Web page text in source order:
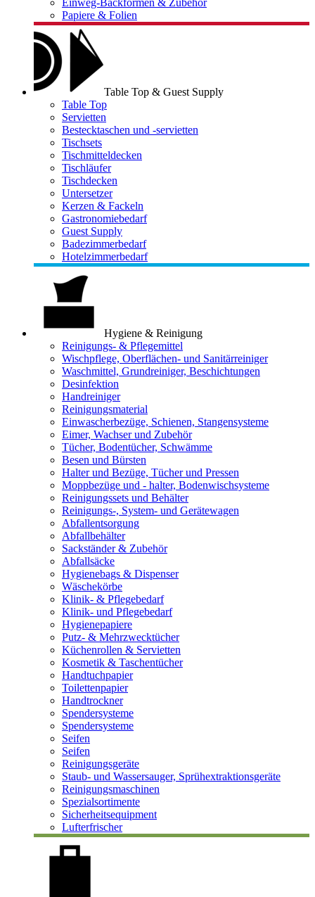
Einweg-Backformen & Zubehör
Papiere & Folien
Table Top & Guest Supply
Table Top
Servietten
Bestecktaschen und -servietten
Tischsets
Tischmitteldecken
Tischläufer
Tischdecken
Untersetzer
Kerzen & Fackeln
Gastronomiebedarf
Guest Supply
Badezimmerbedarf
Hotelzimmerbedarf
Hygiene & Reinigung
Reinigungs- & Pflegemittel
Wischpflege, Oberflächen- und Sanitärreiniger
Waschmittel, Grundreiniger, Beschichtungen
Desinfektion
Handreiniger
Reinigungsmaterial
Einwascherbezüge, Schienen, Stangensysteme
Eimer, Wachser und Zubehör
Tücher, Bodentücher, Schwämme
Besen und Bürsten
Halter und Bezüge, Tücher und Pressen
Moppbezüge und - halter, Bodenwischsysteme
Reinigungssets und Behälter
Reinigungs-, System- und Gerätewagen
Abfallentsorgung
Abfallbehälter
Sackständer & Zubehör
Abfallsäcke
Hygienebags & Dispenser
Wäschekörbe
Klinik- & Pflegebedarf
Klinik- und Pflegebedarf
Hygienepapiere
Putz- & Mehrzwecktücher
Küchenrollen & Servietten
Kosmetik & Taschentücher
Handtuchpapier
Toilettenpapier
Handtrockner
Spendersysteme
Spendersysteme
Seifen
Seifen
Reinigungsgeräte
Staub- und Wassersauger, Sprühextraktionsgeräte
Reinigungsmaschinen
Spezialsortimente
Sicherheitsequipment
Lufterfrischer